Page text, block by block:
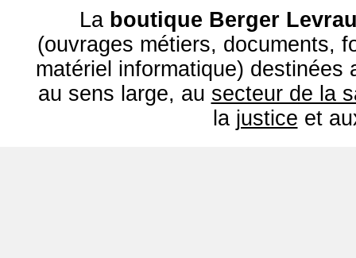
La boutique Berger
(ouvrages métiers, documents,
matériel informatique) destinées
au sens large, au secteur de la
la justice et